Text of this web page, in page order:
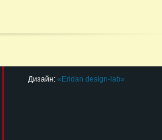
Дизайн: «Eridan design-lab»